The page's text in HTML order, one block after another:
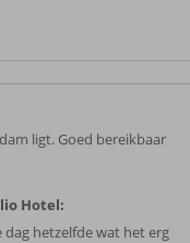
ligt. Goed bereikbaar
Hotel:
hetzelfde wat het erg